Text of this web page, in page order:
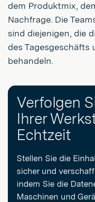
dem Produktmix,
Nachfrage. Die
sind diejenigen, die
des Tagesgeschäfts
behandeln.
Verfolgen
Ihrer
Echtzeit
Stellen Sie die
sicher und
indem Sie die
Maschinen und